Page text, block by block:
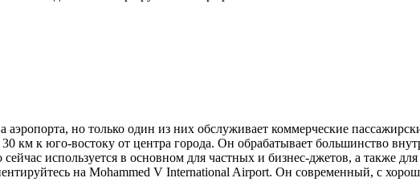
аэропорта, но только один из них обслуживает коммерческие
км к юго-востоку от центра города. Он обрабатывает большинство
используется в основном для частных и бизнес-джетов, а также
на Mohammed V International Airport. Он современный, с